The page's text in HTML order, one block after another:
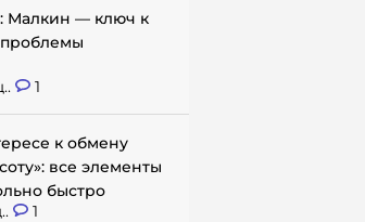
Малкин — ключ к
1
к обмену
все элементы
быстро
1